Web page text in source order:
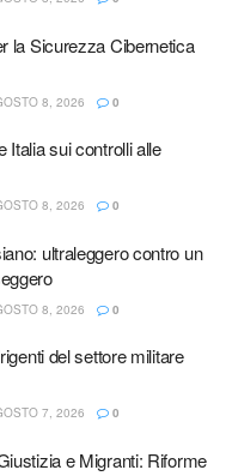
la Sicurezza Cibernetica
8, 2026 0
Italia sui controlli alle
8, 2026 0
ultraleggero contro un
8, 2026 0
del settore militare
7, 2026 0
e Migranti: Riforme